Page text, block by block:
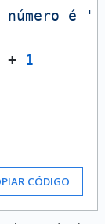
número é '
+
1
CÓDIGO